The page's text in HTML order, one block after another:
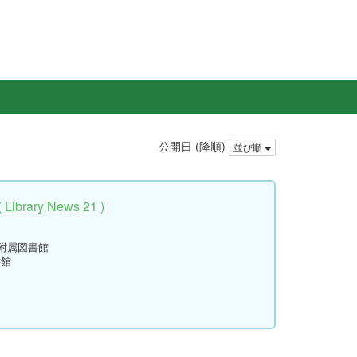
公開日 (降順) 並び順
News 21 )
属図書館